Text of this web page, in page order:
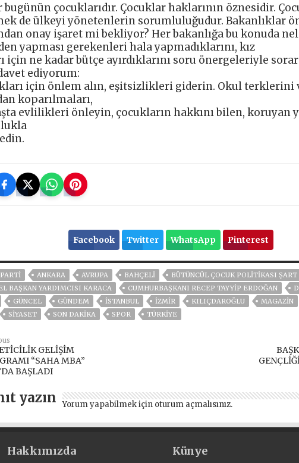
bugünün çocuklarıdır. Çocuklar haklarının öznesidir.
de ülkeyi yönetenlerin sorumluluğudur. Bakanlıklar
onay işaret mi bekliyor? Her bakanlığa bu konuda
yapması gerekenleri hala yapmadıklarını, kız
için ne kadar bütçe ayırdıklarını soru önergeleriyle
ediyorum:
için önlem alın, eşitsizlikleri giderin. Okul terklerini
koparılmaları,
evlilikleri önleyin, çocukların hakkını bilen, koruyan
Facebook Twitter WhatsApp Pinterest
ANKARA AVRUPA BAHÇELİ BÜTÜNCÜL ÇOCUK POLİTİKASI ŞART
BAŞKAN YARDIMCISI KARACA
CUMHURBAŞKANI RECEP TAYYIP ERDOĞAN
GÜNCEL GÜNDEM ISTANBUL İZMIR KILIÇDAROĞLU MAGAZİN
SİYASET SON DAKIKA SPOR TÜRKİYE
GELİŞİM
“SAHA MBA”
BAŞLADI
yazın Yorum yapabilmek için oturum açmalısınız.
Hakkımızda Künye